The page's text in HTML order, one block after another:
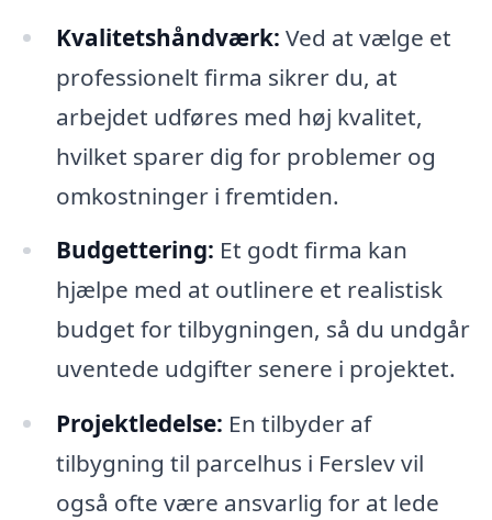
Kvalitetshåndværk: Ved at vælge et
professionelt firma sikrer du, at
arbejdet udføres med høj kvalitet,
hvilket sparer dig for problemer og
omkostninger i fremtiden.
Budgettering: Et godt firma kan
hjælpe med at outlinere et realistisk
budget for tilbygningen, så du undgår
uventede udgifter senere i projektet.
Projektledelse: En tilbyder af
tilbygning til parcelhus i Ferslev vil
også ofte være ansvarlig for at lede